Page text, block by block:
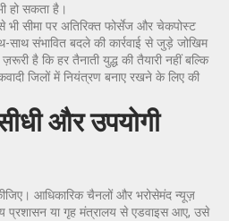
हो सकता है।
सीमा पर अतिरिक्त फोर्सेज और चेकपोस्ट
संभावित बदले की कार्रवाई से जुड़े जोखिम
है कि हर तैनाती युद्ध की तैयारी नहीं बल्कि
जिलों में नियंत्रण बनाए रखने के लिए की
और उपयोगी
आधिकारिक चैनलों और भरोसेमंद न्यूज़
प्रशासन या गृह मंत्रालय से एडवाइस आए, उसे